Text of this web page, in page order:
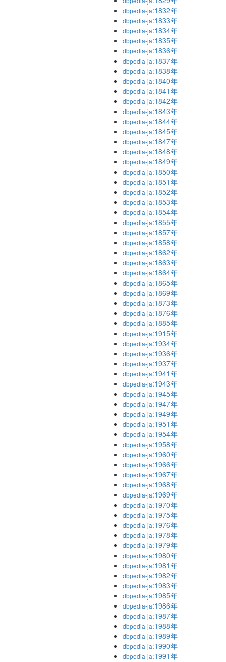
dbpedia-ja:1832年
dbpedia-ja:1833年
dbpedia-ja:1834年
dbpedia-ja:1835年
dbpedia-ja:1836年
dbpedia-ja:1837年
dbpedia-ja:1838年
dbpedia-ja:1840年
dbpedia-ja:1841年
dbpedia-ja:1842年
dbpedia-ja:1843年
dbpedia-ja:1844年
dbpedia-ja:1845年
dbpedia-ja:1847年
dbpedia-ja:1848年
dbpedia-ja:1849年
dbpedia-ja:1850年
dbpedia-ja:1851年
dbpedia-ja:1852年
dbpedia-ja:1853年
dbpedia-ja:1854年
dbpedia-ja:1855年
dbpedia-ja:1857年
dbpedia-ja:1858年
dbpedia-ja:1862年
dbpedia-ja:1863年
dbpedia-ja:1864年
dbpedia-ja:1865年
dbpedia-ja:1869年
dbpedia-ja:1873年
dbpedia-ja:1876年
dbpedia-ja:1885年
dbpedia-ja:1915年
dbpedia-ja:1934年
dbpedia-ja:1936年
dbpedia-ja:1937年
dbpedia-ja:1941年
dbpedia-ja:1943年
dbpedia-ja:1945年
dbpedia-ja:1947年
dbpedia-ja:1949年
dbpedia-ja:1951年
dbpedia-ja:1954年
dbpedia-ja:1958年
dbpedia-ja:1960年
dbpedia-ja:1966年
dbpedia-ja:1967年
dbpedia-ja:1968年
dbpedia-ja:1969年
dbpedia-ja:1970年
dbpedia-ja:1975年
dbpedia-ja:1976年
dbpedia-ja:1978年
dbpedia-ja:1979年
dbpedia-ja:1980年
dbpedia-ja:1981年
dbpedia-ja:1982年
dbpedia-ja:1983年
dbpedia-ja:1985年
dbpedia-ja:1986年
dbpedia-ja:1987年
dbpedia-ja:1988年
dbpedia-ja:1989年
dbpedia-ja:1990年
dbpedia-ja:1991年